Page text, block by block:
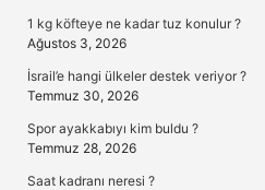
1 kg köfteye ne kadar tuz konulur ?
Ağustos 3, 2026
İsrail’e hangi ülkeler destek veriyor ?
Temmuz 30, 2026
Spor ayakkabıyı kim buldu ?
Temmuz 28, 2026
Saat kadranı neresi ?